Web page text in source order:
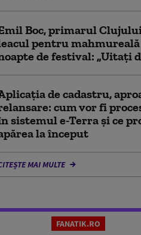
Boc, primarul
pentru mahmureală
de festival: „Uitați
de cadastru,
cum vor fi
sistemul e-Terra și ce
la început
MAI MULTE
FANATIK.RO